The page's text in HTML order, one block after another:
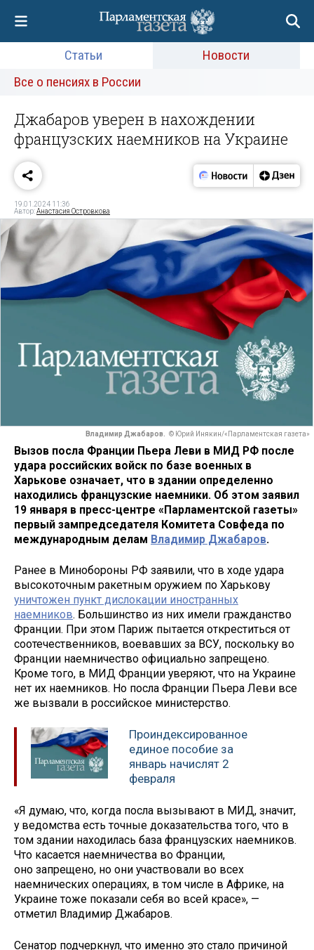
Статьи
Новости
Все о пенсиях в России
Джабаров уверен в нахождении
французских наемников на Украине
19.01.2024 11:36
Автор:Анастасия Островкова
Владимир Джабаров. © Юрий Инякин/«Парламентская газета»
Вызов посла Франции Пьера Леви в МИД РФ после
удара российских войск по базе военных в
Харькове означает, что в здании определенно
находились французские наемники. Об этом заявил
19 января в пресс-центре «Парламентской газеты»
первый зампредседателя Комитета Совфеда по
международным делам Владимир Джабаров.
Ранее в Минобороны РФ заявили, что в ходе удара
высокоточным ракетным оружием по Харькову
уничтожен пункт дислокации иностранных
наемников. Большинство из них имели гражданство
Франции. При этом Париж пытается откреститься от
соотечественников, воевавших за ВСУ, поскольку во
Франции наемничество официально запрещено.
Кроме того, в МИД Франции уверяют, что на Украине
нет их наемников. Но посла Франции Пьера Леви все
же вызвали в российское министерство.
Проиндексированное
единое пособие за
январь начислят 2
февраля
«Я думаю, что, когда посла вызывают в МИД, значит,
у ведомства есть точные доказательства того, что в
том здании находилась база французских наемников.
Что касается наемничества во Франции,
оно запрещено, но они участвовали во всех
наемнических операциях, в том числе в Африке, на
Украине тоже показали себя во всей красе», —
отметил Владимир Джабаров.
Сенатор подчеркнул, что именно это стало причиной